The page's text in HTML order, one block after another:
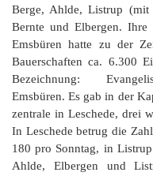
Berge, Ahlde, Listrup (mit
Bernte und Elbergen.
Emsbüren hatte zu der
Bauerschaften ca. 6.300
Bezeichnung:
Emsbüren. Es gab in der
zentrale in Leschede, drei
In Leschede betrug die
180 pro Sonntag, in
Ahlde, Elbergen und